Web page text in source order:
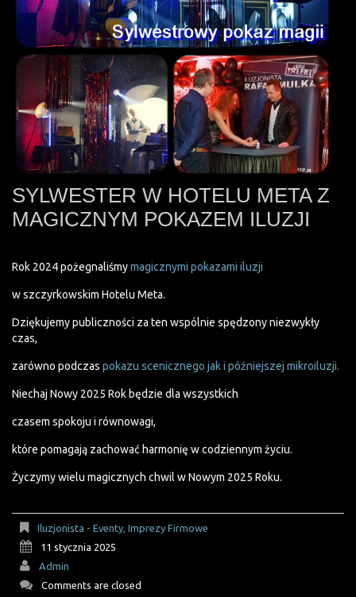
SYLWESTER W HOTELU META Z
MAGICZNYM POKAZEM ILUZJI
Rok 2024 pożegnaliśmymagicznymi pokazami iluzji
w szczyrkowskim Hotelu Meta.
Dziękujemy publiczności za ten wspólnie spędzony niezwykły
czas,
zarówno podczas pokazu scenicznego jak i późniejszej mikroiluzji.
Niechaj Nowy 2025 Rok będzie dla wszystkich
czasem spokoju i równowagi,
które pomagają zachować harmonię w codziennym życiu.
Życzymy wielu magicznych chwil w Nowym 2025 Roku.
Iluzjonista - Eventy, Imprezy Firmowe
11 stycznia 2025
Admin
Comments are closed